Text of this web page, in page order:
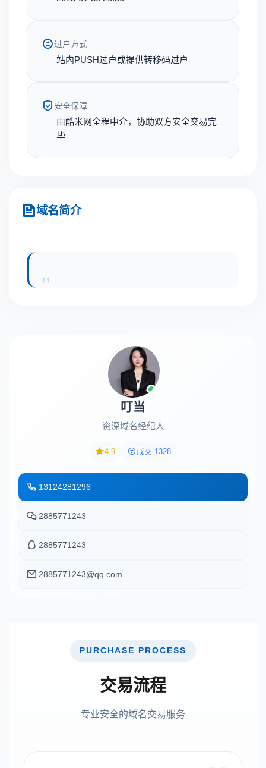
过户方式
站内PUSH过户或提供转移码过户
安全保障
由酷米网全程中介，协助双方安全交易完
毕
域名简介
叮当
资深域名经纪人
4.9 成交 1328
13124281296
2885771243
2885771243
2885771243@qq.com
PURCHASE PROCESS
交易流程
专业安全的域名交易服务